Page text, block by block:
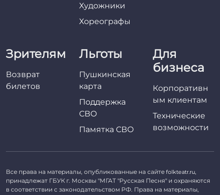
Художники
Хореографы
Зрителям
Возврат
билетов
Льготы
Пушкинская
карта
Поддержка
СВО
Памятка СВО
Для
бизнеса
Корпоративн
ым клиентам
Технические
возможности
Все права на материалы, опубликованные на сайте folkteatr.ru,
принадлежат ГБУК г. Москвы "МГАТ "Русская Песня" и охраняются
в соответствии с законодательством РФ. Права на материалы,